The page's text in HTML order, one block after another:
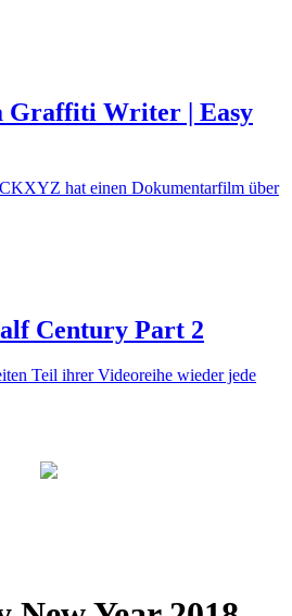
Graffiti Writer | Easy
hat einen Dokumentarfilm über
Century Part 2
Teil ihrer Videoreihe wieder jede